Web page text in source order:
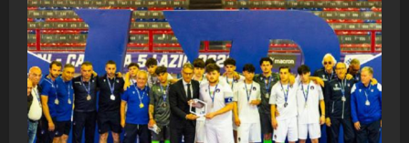
3
"SportEmpire" in Podcast
“SportEmpire” in Podcast: 28^ Puntata
(Martedi 21 Aprile 2026)
21/04/2026
"SportEmpire" in Podcast Sport News